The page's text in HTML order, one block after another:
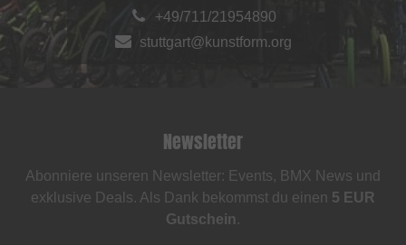
+49/711/21954890
stuttgart@kunstform.org
Newsletter
Abonniere unseren Newsletter: Events, BMX News und
exklusive Deals. Als Dank bekommst du einen 5 EUR
Gutschein.